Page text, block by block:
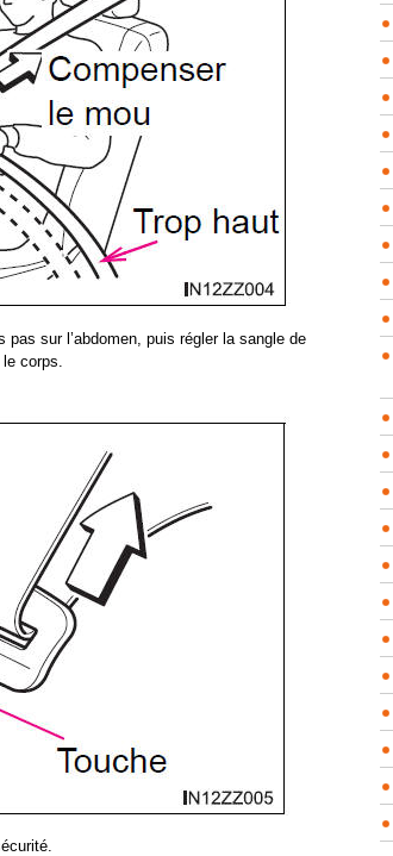
sur l’abdomen, puis régler la sangle de
le corps.